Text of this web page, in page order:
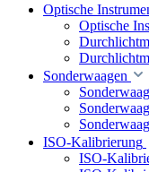
Optische
Optische
Sonderwaagen
ISO-Kalibrierung
ISO-